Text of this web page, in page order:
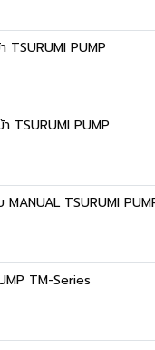
PUMP
PUMP
TSURUMI
TM-Series